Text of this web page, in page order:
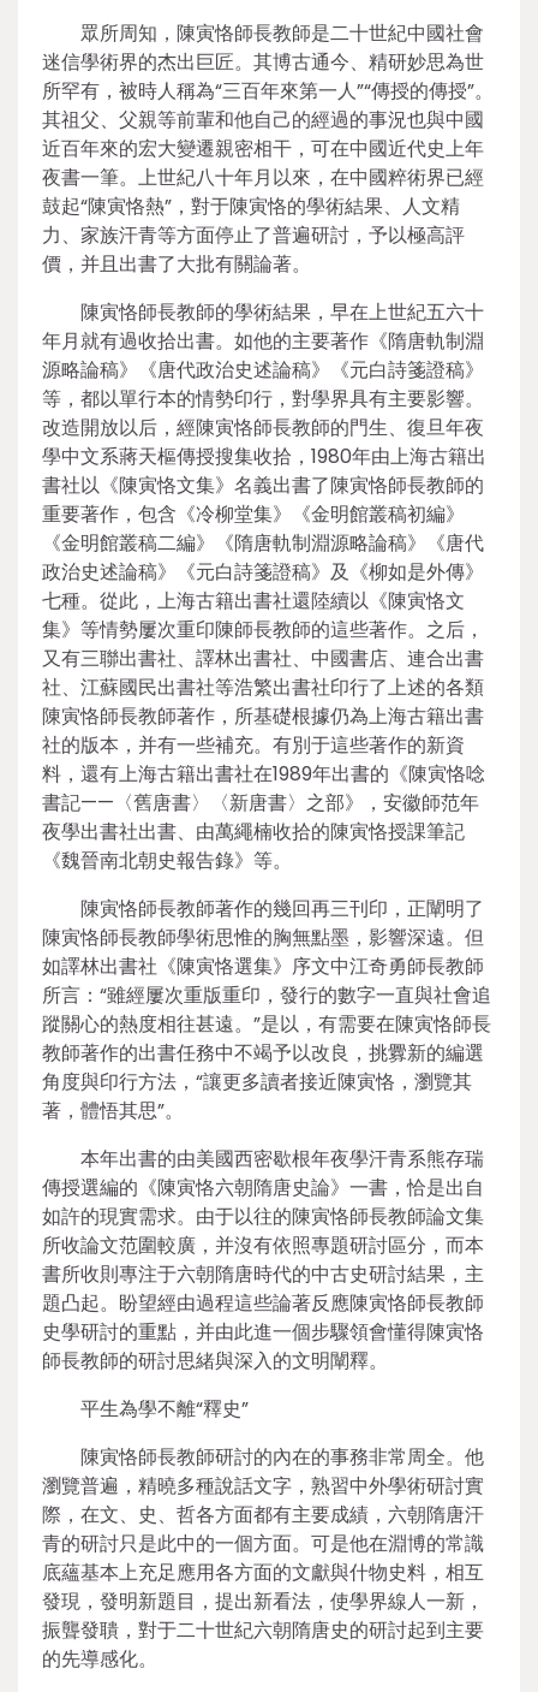
眾所周知，陳寅恪師長教師是二十世紀中國社會
迷信學術界的杰出巨匠。其博古通今、精研妙思為世
所罕有，被時人稱為“三百年來第一人”“傳授的傳授”。
其祖父、父親等前輩和他自己的經過的事況也與中國
近百年來的宏大變遷親密相干，可在中國近代史上年
夜書一筆。上世紀八十年月以來，在中國粹術界已經
鼓起“陳寅恪熱”，對于陳寅恪的學術結果、人文精
力、家族汗青等方面停止了普遍研討，予以極高評
價，并且出書了大批有關論著。
陳寅恪師長教師的學術結果，早在上世紀五六十
年月就有過收拾出書。如他的主要著作《隋唐軌制淵
源略論稿》《唐代政治史述論稿》《元白詩箋證稿》
等，都以單行本的情勢印行，對學界具有主要影響。
改造開放以后，經陳寅恪師長教師的門生、復旦年夜
學中文系蔣天樞傳授搜集收拾，1980年由上海古籍出
書社以《陳寅恪文集》名義出書了陳寅恪師長教師的
重要著作，包含《冷柳堂集》《金明館叢稿初編》
《金明館叢稿二編》《隋唐軌制淵源略論稿》《唐代
政治史述論稿》《元白詩箋證稿》及《柳如是外傳》
七種。從此，上海古籍出書社還陸續以《陳寅恪文
集》等情勢屢次重印陳師長教師的這些著作。之后，
又有三聯出書社、譯林出書社、中國書店、連合出書
社、江蘇國民出書社等浩繁出書社印行了上述的各類
陳寅恪師長教師著作，所基礎根據仍為上海古籍出書
社的版本，并有一些補充。有別于這些著作的新資
料，還有上海古籍出書社在1989年出書的《陳寅恪唸
書記——〈舊唐書〉〈新唐書〉之部》，安徽師范年
夜學出書社出書、由萬繩楠收拾的陳寅恪授課筆記
《魏晉南北朝史報告錄》等。
陳寅恪師長教師著作的幾回再三刊印，正闡明了
陳寅恪師長教師學術思惟的胸無點墨，影響深遠。但
如譯林出書社《陳寅恪選集》序文中江奇勇師長教師
所言：“雖經屢次重版重印，發行的數字一直與社會追
蹤關心的熱度相往甚遠。”是以，有需要在陳寅恪師長
教師著作的出書任務中不竭予以改良，挑釁新的編選
角度與印行方法，“讓更多讀者接近陳寅恪，瀏覽其
著，體悟其思”。
本年出書的由美國西密歇根年夜學汗青系熊存瑞
傳授選編的《陳寅恪六朝隋唐史論》一書，恰是出自
如許的現實需求。由于以往的陳寅恪師長教師論文集
所收論文范圍較廣，并沒有依照專題研討區分，而本
書所收則專注于六朝隋唐時代的中古史研討結果，主
題凸起。盼望經由過程這些論著反應陳寅恪師長教師
史學研討的重點，并由此進一個步驟領會懂得陳寅恪
師長教師的研討思緒與深入的文明闡釋。
平生為學不離“釋史”
陳寅恪師長教師研討的內在的事務非常周全。他
瀏覽普遍，精曉多種說話文字，熟習中外學術研討實
際，在文、史、哲各方面都有主要成績，六朝隋唐汗
青的研討只是此中的一個方面。可是他在淵博的常識
底蘊基本上充足應用各方面的文獻與什物史料，相互
發現，發明新題目，提出新看法，使學界線人一新，
振聾發聵，對于二十世紀六朝隋唐史的研討起到主要
的先導感化。